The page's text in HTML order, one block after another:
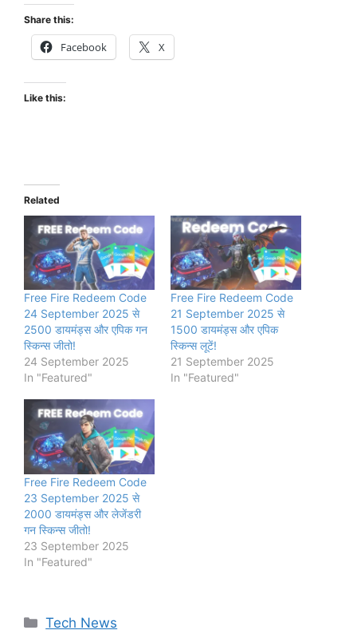
Share this:
Facebook X
Like this:
Related
Free Fire Redeem Code
24 September 2025 से
2500 डायमंड्स और एपिक गन
स्किन्स जीतो!
24 September 2025
In "Featured"
Free Fire Redeem Code
21 September 2025 से
1500 डायमंड्स और एपिक
स्किन्स लूटें!
21 September 2025
In "Featured"
Free Fire Redeem Code
23 September 2025 से
2000 डायमंड्स और लेजेंडरी
गन स्किन्स जीतो!
23 September 2025
In "Featured"
Categories
Tech News